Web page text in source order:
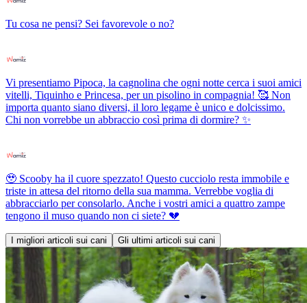
Tu cosa ne pensi? Sei favorevole o no?
Vi presentiamo Pipoca, la cagnolina che ogni notte cerca i suoi amici
vitelli, Tiquinho e Princesa, per un pisolino in compagnia! 🥰 Non
importa quanto siano diversi, il loro legame è unico e dolcissimo.
Chi non vorrebbe un abbraccio così prima di dormire? ✨
🥹 Scooby ha il cuore spezzato! Questo cucciolo resta immobile e
triste in attesa del ritorno della sua mamma. Verrebbe voglia di
abbracciarlo per consolarlo. Anche i vostri amici a quattro zampe
tengono il muso quando non ci siete? 💔
I migliori articoli sui cani Gli ultimi articoli sui cani